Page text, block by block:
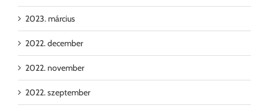
2023. március
2022. december
2022. november
2022. szeptember